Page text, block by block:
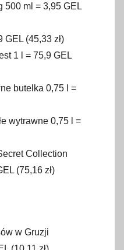
500 ml = 3,95 GEL
GEL (45,33 zł)
1 l = 75,9 GEL
butelka 0,75 l =
wytrawne 0,75 l =
Collection
(75,16 zł)
w Gruzji